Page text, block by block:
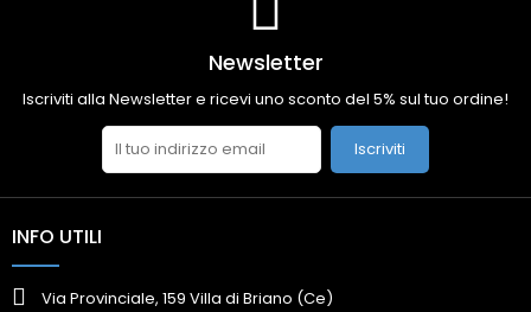
Newsletter
Iscriviti alla Newsletter e ricevi uno sconto del 5% sul tuo ordine!
Iscriviti
INFO UTILI
Via Provinciale, 159 Villa di Briano (Ce)